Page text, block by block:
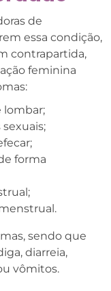
de
essa condição,
contrapartida,
feminina
lombar;
forma
sendo que
diarreia,
vômitos.